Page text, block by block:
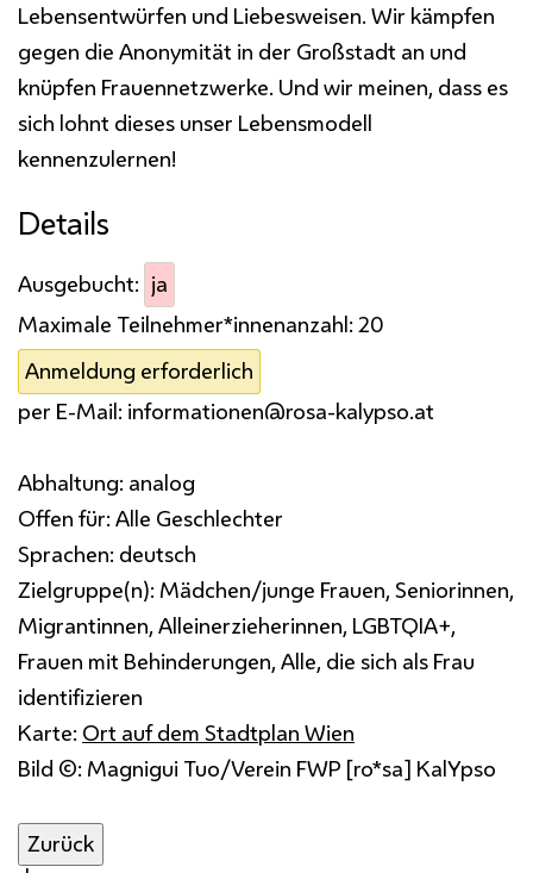
Lebensentwürfen und Liebesweisen. Wir kämpfen
gegen die Anonymität in der Großstadt an und
knüpfen Frauennetzwerke. Und wir meinen, dass es
sich lohnt dieses unser Lebensmodell
kennenzulernen!
Details
Ausgebucht: ja
Maximale Teilnehmer*innenanzahl: 20
Anmeldung erforderlich
per E-Mail: informationen@rosa-kalypso.at
Abhaltung: analog
Offen für: Alle Geschlechter
Sprachen: deutsch
Zielgruppe(n): Mädchen/junge Frauen, Seniorinnen,
Migrantinnen, Alleinerzieherinnen, LGBTQIA+,
Frauen mit Behinderungen, Alle, die sich als Frau
identifizieren
Karte: Ort auf dem Stadtplan Wien
Bild ©: Magnigui Tuo/Verein FWP [ro*sa] KalYpso
Zurück